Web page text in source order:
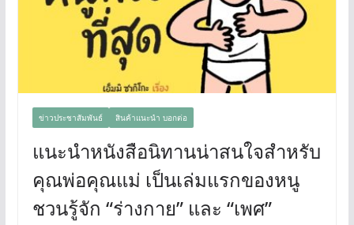
ข่าวประชาสัมพันธ์ สินค้าแนะนำ บอกต่อ
แนะนำหนังสือนิทานน่าสนใจสำหรับ
คุณพ่อคุณแม่ เป็นเล่มแรกของหนู
ชวนรู้จัก “ร่างกาย” และ “เพศ”